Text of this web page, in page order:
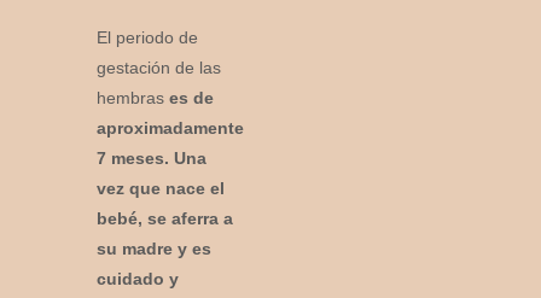
El periodo de
gestación de las
hembras es de
aproximadamente
7 meses. Una
vez que nace el
bebé, se aferra a
su madre y es
cuidado y